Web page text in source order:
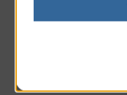
Réveil musculaire